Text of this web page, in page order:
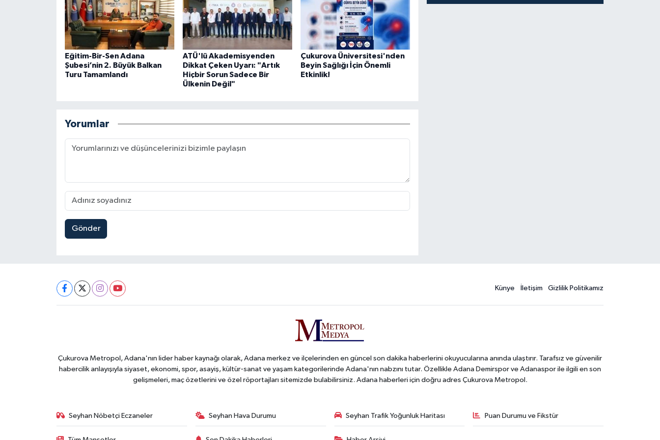
Eğitim-Bir-Sen Adana
Şubesi’nin 2. Büyük Balkan
Turu Tamamlandı
ATÜ'lü Akademisyenden
Dikkat Çeken Uyarı: "Artık
Hiçbir Sorun Sadece Bir
Ülkenin Değil"
Çukurova Üniversitesi'nden
Beyin Sağlığı İçin Önemli
Etkinlik!
Yorumlar
Gönder
Künye İletişim Gizlilik Politikamız
Çukurova Metropol, Adana'nın lider haber kaynağı olarak, Adana merkez ve ilçelerinden en güncel son dakika haberlerini okuyucularına anında ulaştırır. Tarafsız ve güvenilir
habercilik anlayışıyla siyaset, ekonomi, spor, asayiş, kültür-sanat ve yaşam kategorilerinde Adana'nın nabzını tutar. Özellikle Adana Demirspor ve Adanaspor ile ilgili en son
gelişmeleri, maç özetlerini ve özel röportajları sitemizde bulabilirsiniz. Adana haberleri için doğru adres Çukurova Metropol.
Seyhan Nöbetçi Eczaneler Seyhan Hava Durumu Seyhan Trafik Yoğunluk Haritası Puan Durumu ve Fikstür